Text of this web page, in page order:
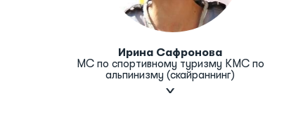
Ирина Сафронова
МС по спортивному туризму КМС по
альпинизму (скайраннинг)